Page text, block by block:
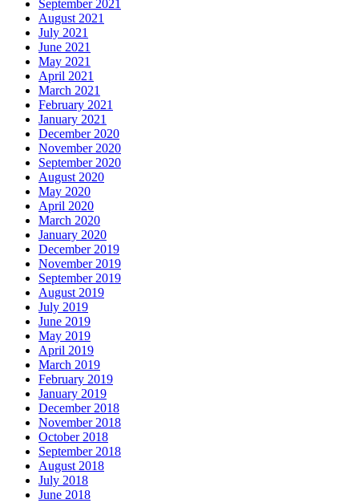
September 2021
August 2021
July 2021
June 2021
May 2021
April 2021
March 2021
February 2021
January 2021
December 2020
November 2020
September 2020
August 2020
May 2020
April 2020
March 2020
January 2020
December 2019
November 2019
September 2019
August 2019
July 2019
June 2019
May 2019
April 2019
March 2019
February 2019
January 2019
December 2018
November 2018
October 2018
September 2018
August 2018
July 2018
June 2018